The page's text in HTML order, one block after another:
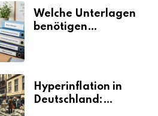
Umsätze machen
Welche Unterlagen
benötigen
Hyperinflation in
Deutschland: